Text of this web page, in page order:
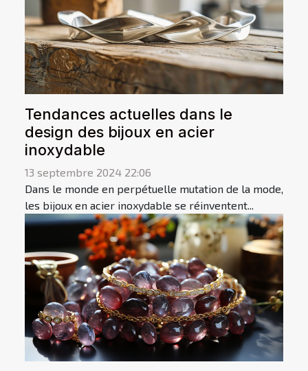
Tendances actuelles dans le
design des bijoux en acier
inoxydable
13 septembre 2024 22:06
Dans le monde en perpétuelle mutation de la mode,
les bijoux en acier inoxydable se réinventent...